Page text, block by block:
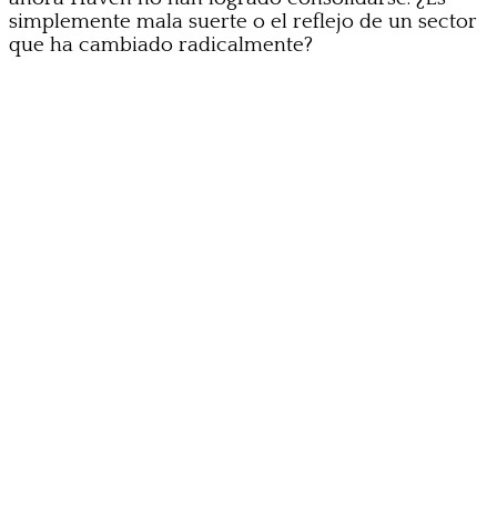
simplemente mala suerte o el reflejo de un sector
que ha cambiado radicalmente?